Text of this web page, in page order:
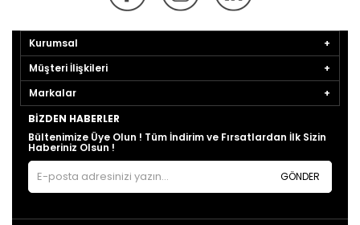
Kurumsal
Müşteri İlişkileri
Markalar
BIZDEN HABERLER
Bültenimize Üye Olun ! Tüm İndirim ve Fırsatlardan İlk Sizin
Haberiniz Olsun !
GÖNDER